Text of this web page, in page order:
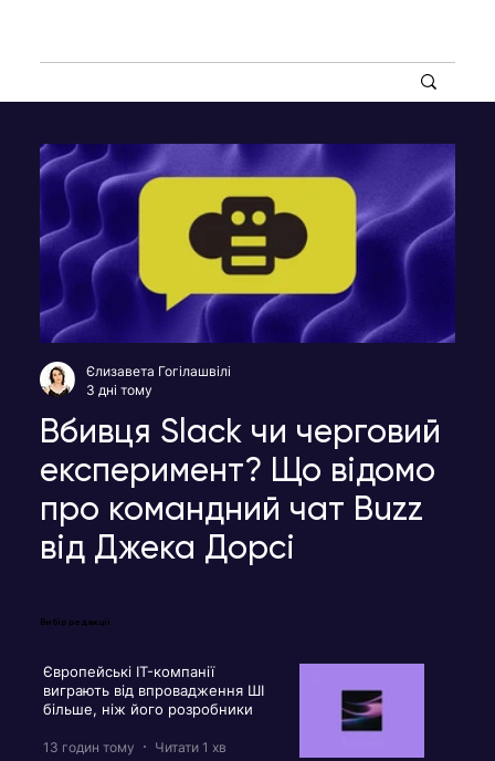
Вбивця Slack чи черговий
експеримент? Що відомо
про командний чат Buzz
від Джека Дорсі
Єлизавета Гогілашвілі
3 дні тому
Вибір редакції
Європейські IT-компанії
виграють від впровадження ШІ
більше, ніж його розробники
13 годин тому Читати 1 хв